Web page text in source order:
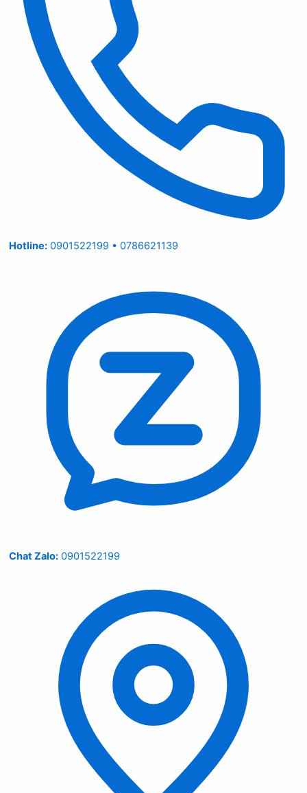
Hotline: 0901522199 • 0786621139
Chat Zalo: 0901522199